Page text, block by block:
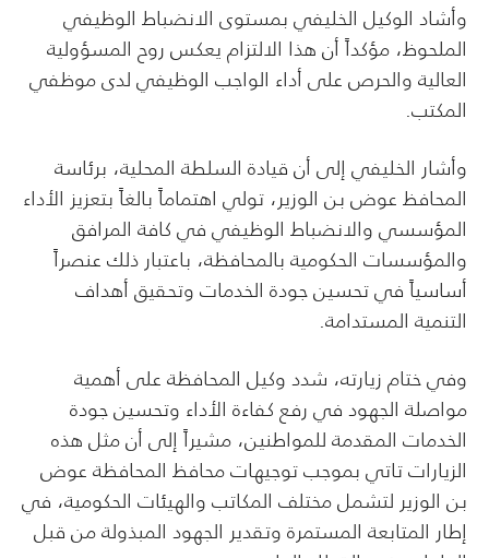
وأشاد الوكيل الخليفي بمستوى الانضباط الوظيفي
الملحوظ، مؤكداً أن هذا الالتزام يعكس روح المسؤولية
العالية والحرص على أداء الواجب الوظيفي لدى موظفي
المكتب.
وأشار الخليفي إلى أن قيادة السلطة المحلية، برئاسة
المحافظ عوض بن الوزير، تولي اهتماماً بالغاً بتعزيز الأداء
المؤسسي والانضباط الوظيفي في كافة المرافق
والمؤسسات الحكومية بالمحافظة، باعتبار ذلك عنصراً
أساسياً في تحسين جودة الخدمات وتحقيق أهداف
التنمية المستدامة.
وفي ختام زيارته، شدد وكيل المحافظة على أهمية
مواصلة الجهود في رفع كفاءة الأداء وتحسين جودة
الخدمات المقدمة للمواطنين، مشيراً إلى أن مثل هذه
الزيارات تاتي بموجب توجيهات محافظ المحافظة عوض
بن الوزير لتشمل مختلف المكاتب والهيئات الحكومية، في
إطار المتابعة المستمرة وتقدير الجهود المبذولة من قبل